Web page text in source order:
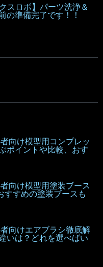
スロボ】パーツ洗浄＆
の準備完了です！！
向け模型用コンプレッ
ポイントや比較、おす
向け模型用塗装ブース
すすめの塗装ブースも
向けエアブラシ徹底解
いは？どれを選べばい